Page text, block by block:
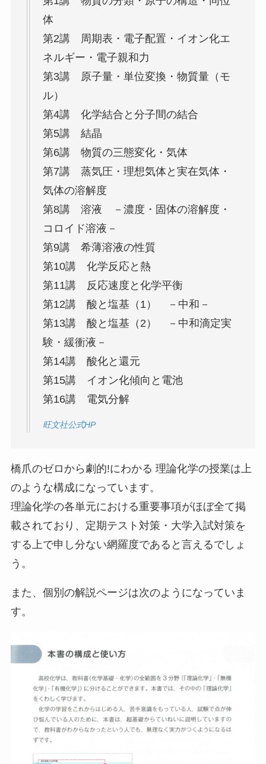
体
第2講 周期表・電子配置・イオン化エ
ネルギー・電子親和力
第3講 原子量・単位変換・物質量（モ
ル）
第4講 化学結合と分子間の結合
第5講 結晶
第6講 物質の三態変化・気体
第7講 蒸気圧・理想気体と実在気体・
気体の溶解度
第8講 溶液 －濃度・固体の溶解度・
コロイド溶液－
第9講 希薄溶液の性質
第10講 化学反応と熱
第11講 反応速度と化学平衡
第12講 酸と塩基（1） －中和－
第13講 酸と塩基（2） －中和滴定実
験・緩衝液－
第14講 酸化と還元
第15講 イオン化傾向と電池
第16講 電気分解
旺文社公式HP
橋爪のゼロから劇的!にわかる 理論化学の授業は上
のような構成になっています。
理論化学の各単元における重要事項がほぼ全て掲
載されており、定期テスト対策・大学入試対策を
する上で申し分ない網羅度であると言えるでしょ
う。
また、個別の解説ページは次のようになっていま
す。